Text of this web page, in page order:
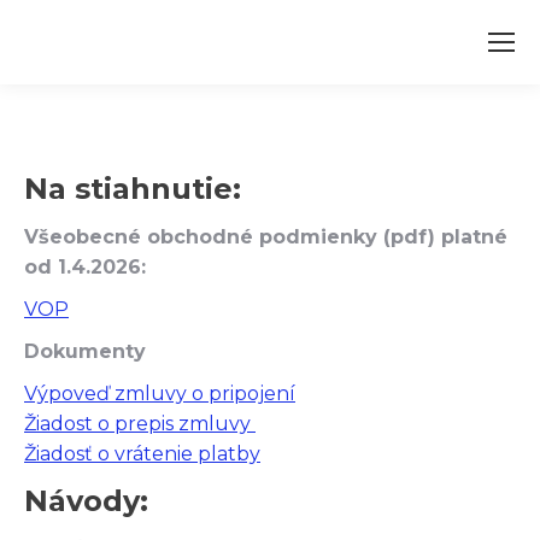
Na stiahnutie:
Všeobecné obchodné podmienky (pdf) platné
od 1.4.2026:
VOP
Dokumenty
Výpoveď zmluvy o pripojení
Žiadost o prepis zmluvy
Žiadosť o vrátenie platby
Návody: